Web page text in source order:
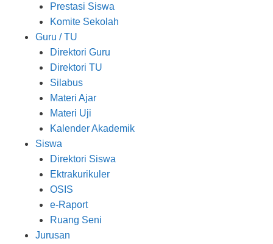
Prestasi Siswa
Komite Sekolah
Guru / TU
Direktori Guru
Direktori TU
Silabus
Materi Ajar
Materi Uji
Kalender Akademik
Siswa
Direktori Siswa
Ektrakurikuler
OSIS
e-Raport
Ruang Seni
Jurusan